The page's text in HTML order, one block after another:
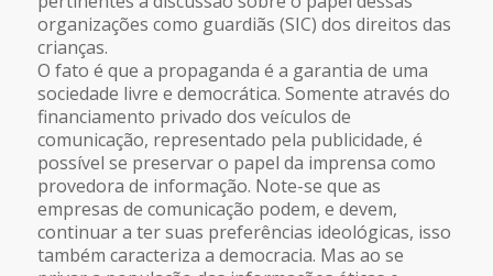
organizações como guardiãs (SIC) dos direitos das
crianças.
O fato é que a propaganda é a garantia de uma
sociedade livre e democrática. Somente através do
financiamento privado dos veículos de
comunicação, representado pela publicidade, é
possível se preservar o papel da imprensa como
provedora de informação. Note-se que as
empresas de comunicação podem, e devem,
continuar a ter suas preferências ideológicas, isso
também caracteriza a democracia. Mas ao se